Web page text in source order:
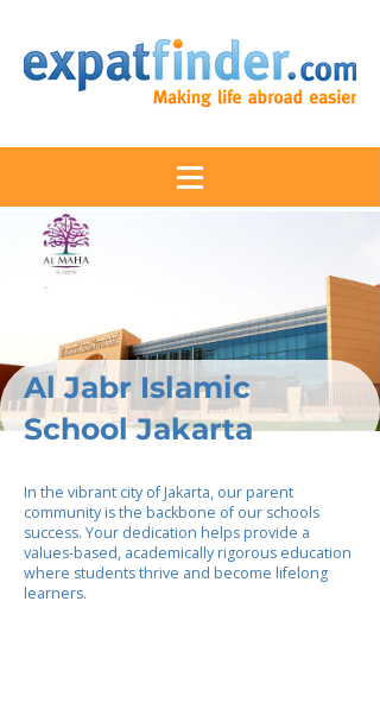
Al Jabr Islamic
School Jakarta
In the vibrant city of Jakarta, our parent
community is the backbone of our schools
success. Your dedication helps provide a
values-based, academically rigorous education
where students thrive and become lifelong
learners.